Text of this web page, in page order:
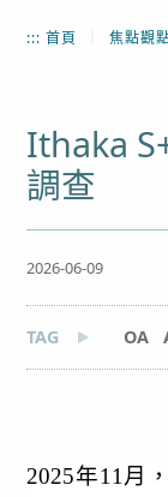
:::首頁 焦點觀
Ithaka
調查
2026-06-09
TAG OA
2025年11 月